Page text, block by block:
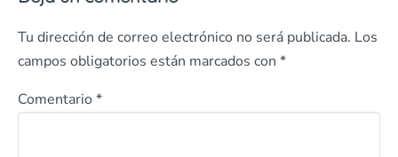
Tu dirección de correo electrónico no será publicada. Los
campos obligatorios están marcados con *
Comentario *